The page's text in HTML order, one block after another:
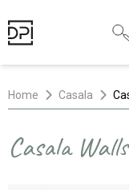
Home Casala
Casala